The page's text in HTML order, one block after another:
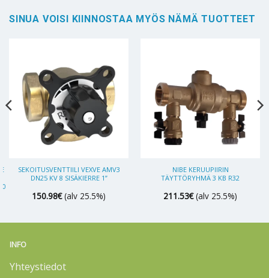
SINUA VOISI KIINNOSTAA MYÖS NÄMÄ TUOTTEET
SEKOITUSVENTTIILI VEXVE AMV3
DN25 KV 8 SISÄKIERRE 1”
150.98€ (alv 25.5%)
NIBE KERUUPIIRIN
TÄYTTÖRYHMÄ 3 KB R32
211.53€ (alv 25.5%)
INFO
Yhteystiedot